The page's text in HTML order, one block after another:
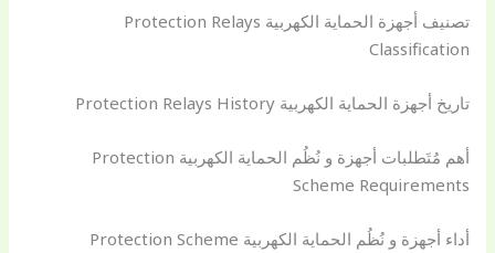
تصنيف أجهزة الحماية الكهربية Protection Relays
Classification
تاريخ أجهزة الحماية الكهربية Protection Relays History
أهم مُتَطلبات أجهزة و نُظُم الحماية الكهربية Protection
Scheme Requirements
أداء أجهزة و نُظُم الحماية الكهربية Protection Scheme